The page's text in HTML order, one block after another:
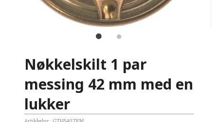
Nøkkelskilt 1 par
messing 42 mm med en
lukker